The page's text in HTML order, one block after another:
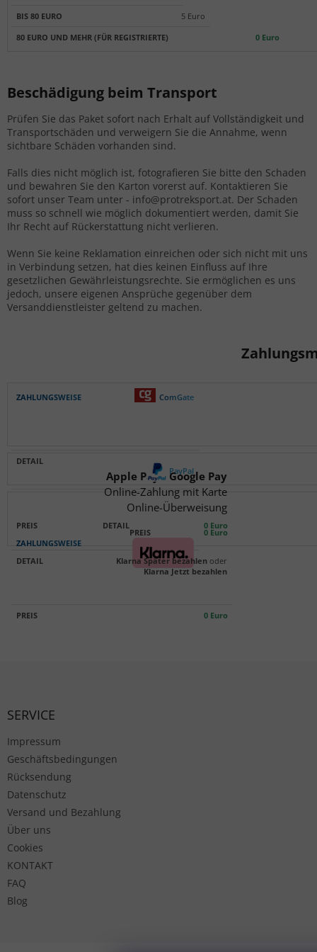
5 Euro
0 Euro
Beschädigung beim Transport
Prüfen Sie das Paket sofort nach Erhalt auf Vollständigkeit und
Transportschäden und verweigern Sie die Annahme, wenn
sichtbare Schäden vorhanden sind.
Falls dies nicht möglich ist, fotografieren Sie bitte den Schaden
und bewahren Sie den Karton vorerst auf. Kontaktieren Sie
sofort unser Team unter - info@protreksport.at. Der Schaden
muss so schnell wie möglich dokumentiert werden, damit Sie
Ihr Recht auf Rückerstattung nicht verlieren.
Wenn Sie keine Reklamation einreichen oder sich nicht mit uns
in Verbindung setzen, hat dies keinen Einfluss auf Ihre
gesetzlichen Gewährleistungsrechte. Sie ermöglichen es uns
jedoch, unsere eigenen Ansprüche gegenüber dem
Versanddienstleister geltend zu machen.
Zahlungsweise PreisComGate
Apple Pay / Google Pay
Online-Zahlung mit Karte
Online-Überweisung
0 Euro
PayPal
0 Euro
Klarna Später bezahlen oder
Klarna Jetzt bezahlen
0 Euro
SERVICE
Impressum
Geschäftsbedingungen
Rücksendung
Datenschutz
Versand und Bezahlung
Über uns
Cookies
KONTAKT
FAQ
Blog